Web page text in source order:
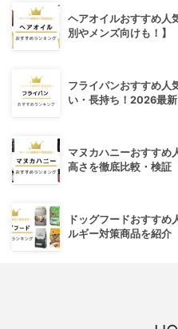
ヘアオイルおすすめ人
別やメンズ向けも！】
フライパンおすすめ人
い・長持ち！2026最新
マヌカハニーおすすめ
高さを徹底比較・検証
ドッグフードおすす
ルギー対策商品を紹介